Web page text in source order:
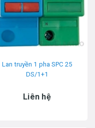
Lan truyền 1 pha SPC 25
DS/1+1
Liên hệ